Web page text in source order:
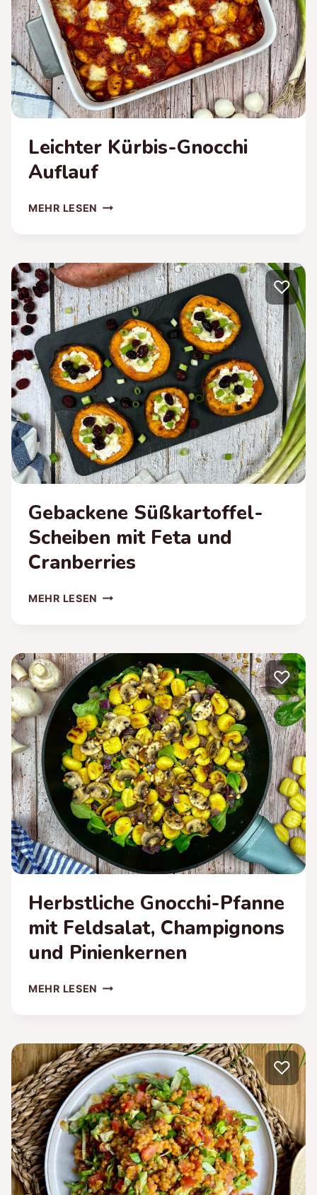
Leichter Kürbis-Gnocchi
Auflauf
MEHR LESEN LEICHTER
♡
Gebackene Süßkartoffel-
Scheiben mit Feta und
Cranberries
MEHR LESEN GEBACKENE
ETA U
ND C
RANBERRIES
♡
Herbstliche Gnocchi-Pfanne
mit Feldsalat, Champignons
und Pinienkernen
MEHR LESEN HERBSTLICHE
FELDSALAT,
CHAMPIGNONS
UND
PINIENKERNEN
♡